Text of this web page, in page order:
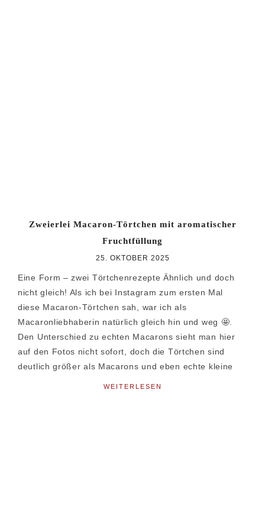
Zweierlei Macaron-Törtchen mit aromatischer
Fruchtfüllung
25. OKTOBER 2025
Eine Form – zwei Törtchenrezepte Ähnlich und doch
nicht gleich! Als ich bei Instagram zum ersten Mal
diese Macaron-Törtchen sah, war ich als
Macaronliebhaberin natürlich gleich hin und weg 🤩.
Den Unterschied zu echten Macarons sieht man hier
auf den Fotos nicht sofort, doch die Törtchen sind
deutlich größer als Macarons und eben echte kleine
WEITERLESEN